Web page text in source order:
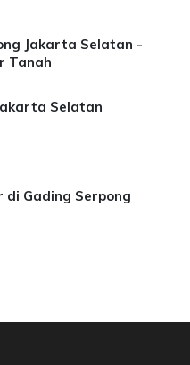
Jakarta Selatan -
Tanah
Selatan
Gading Serpong